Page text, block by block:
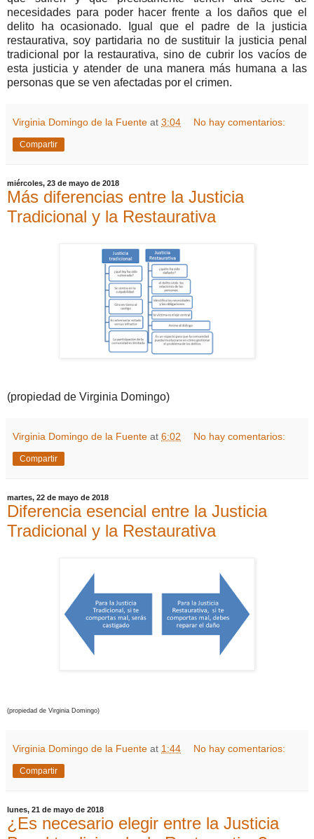
necesidades para poder hacer frente a los daños que el
delito ha ocasionado. Igual que el padre de la justicia
restaurativa, soy partidaria no de sustituir la justicia penal
tradicional por la restaurativa, sino de cubrir los vacíos de
esta justicia y atender de una manera más humana a las
personas que se ven afectadas por el crimen.
Virginia Domingo de la Fuente at 3:04 No hay comentarios:
Compartir
miércoles, 23 de mayo de 2018
Más diferencias entre la Justicia
Tradicional y la Restaurativa
(propiedad de Virginia Domingo)
Virginia Domingo de la Fuente at 6:02 No hay comentarios:
Compartir
martes, 22 de mayo de 2018
Diferencia esencial entre la Justicia
Tradicional y la Restaurativa
(propiedad de Virginia Domingo)
Virginia Domingo de la Fuente at 1:44 No hay comentarios:
Compartir
lunes, 21 de mayo de 2018
¿Es necesario elegir entre la Justicia